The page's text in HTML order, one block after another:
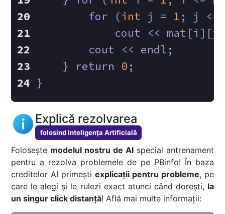
for (int j = 1 ; j <=
cout <<
        cout << endl;
    }
return 0 ;
}
Explică rezolvarea
folosind Inteligența Artificială
Folosește modelul nostru de AIspecial antrenament
pentru a rezolva problemele de pe PBinfo! În baza
creditelor AI primești explicații pentru probleme, pe
care le alegi și le rulezi exact atunci când dorești, la
un singur click distanță! Află mai multe informații: